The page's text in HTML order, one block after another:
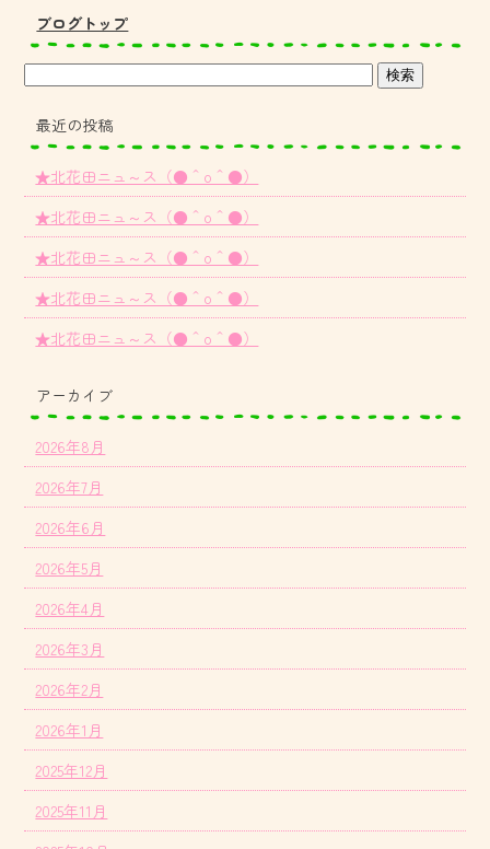
ブログトップ
最近の投稿
★北花田ニュ～ス（●＾o＾●）
★北花田ニュ～ス（●＾o＾●）
★北花田ニュ～ス（●＾o＾●）
★北花田ニュ～ス（●＾o＾●）
★北花田ニュ～ス（●＾o＾●）
アーカイブ
2026年8月
2026年7月
2026年6月
2026年5月
2026年4月
2026年3月
2026年2月
2026年1月
2025年12月
2025年11月